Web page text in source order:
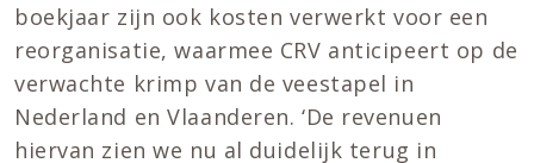
boekjaar zijn ook kosten verwerkt voor een
reorganisatie, waarmee CRV anticipeert op de
verwachte krimp van de veestapel in
Nederland en Vlaanderen. ‘De revenuen
hiervan zien we nu al duidelijk terug in